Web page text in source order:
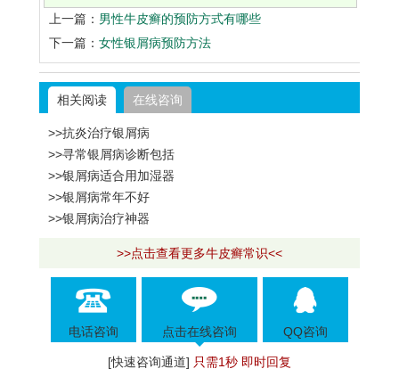
上一篇： 男性牛皮癣的预防方式有哪些
下一篇： 女性银屑病预防方法
相关阅读 在线咨询
>>抗炎治疗银屑病
>>寻常银屑病诊断包括
>>银屑病适合用加湿器
>>银屑病常年不好
>>银屑病治疗神器
>>点击查看更多牛皮癣常识<<
电话咨询 点击在线咨询 QQ咨询
[快速咨询通道] 只需1秒 即时回复